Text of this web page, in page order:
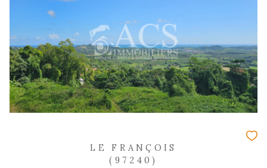
4 pièces - 140 m²
Maison neuve à terminer – Le
280 000 €
NOUVEAUTÉ